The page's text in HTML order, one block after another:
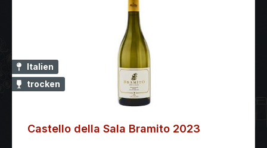
Italien
trocken
Castello della Sala Bramito 2023